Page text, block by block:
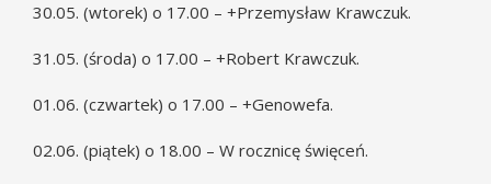
30.05. (wtorek) o 17.00 – +Przemysław Krawczuk.
31.05. (środa) o 17.00 – +Robert Krawczuk.
01.06. (czwartek) o 17.00 – +Genowefa.
02.06. (piątek) o 18.00 – W rocznicę święceń.